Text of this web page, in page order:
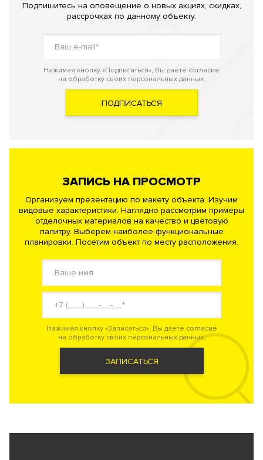
Подпишитесь на оповещение о новых акциях, скидках,
рассрочках по данному объекту.
Нажимая кнопку «Подписаться», Вы даете согласие
на обработку своих персональных данных.
ПОДПИСАТЬСЯ
ЗАПИСЬ НА ПРОСМОТР
Организуем презентацию по макету объекта. Изучим
видовые характеристики. Наглядно рассмотрим примеры
отделочных материалов на качество и цветовую
палитру. Выберем наиболее функциональные
планировки. Посетим объект по месту расположения.
Нажимая кнопку «Записаться», Вы даете согласие
на обработку своих персональных данных.
ЗАПИСАТЬСЯ